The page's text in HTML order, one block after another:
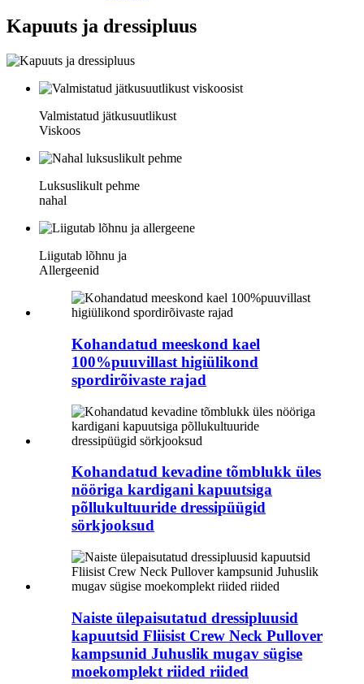
Kapuuts ja dressipluus
Valmistatud jätkusuutlikust
Viskoos
Luksuslikult pehme
nahal
Liigutab lõhnu ja
Allergeenid
Kohandatud meeskond kael
100%puuvillast higiülikond
spordirõivaste rajad
Kohandatud kevadine tõmblukk üles
nööriga kardigani kapuutsiga
põllukultuuride dressipüügid
sörkjooksud
Naiste ülepaisutatud dressipluusid
kapuutsid Fliisist Crew Neck Pullover
kampsunid Juhuslik mugav sügise
moekomplekt riided riided